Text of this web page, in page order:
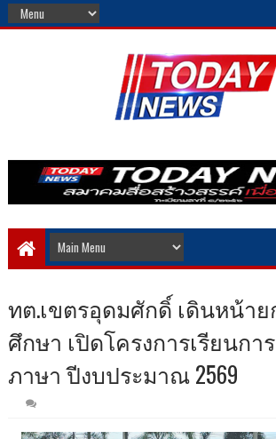
ทต.เขตรอุดมศักดิ์ เดินหน้า
ศึกษา เปิดโครงการเรียนกา
ภาษา ปีงบประมาณ 2569